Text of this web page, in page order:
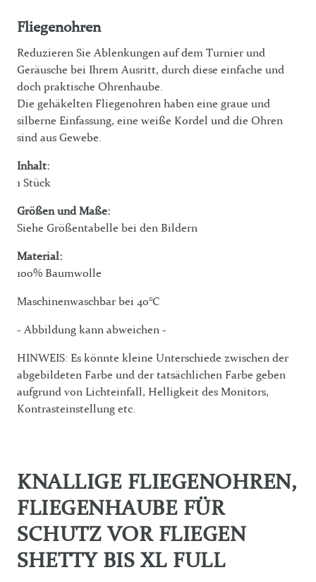
Fliegenohren
Reduzieren Sie Ablenkungen auf dem Turnier und
Geräusche bei Ihrem Ausritt, durch diese einfache und
doch praktische Ohrenhaube.
Die gehäkelten Fliegenohren haben eine graue und
silberne Einfassung, eine weiße Kordel und die Ohren
sind aus Gewebe.
Inhalt:
1 Stück
Größen und Maße:
Siehe Größentabelle bei den Bildern
Material:
100% Baumwolle
Maschinenwaschbar bei 40°C
- Abbildung kann abweichen -
HINWEIS: Es könnte kleine Unterschiede zwischen der
abgebildeten Farbe und der tatsächlichen Farbe geben
aufgrund von Lichteinfall, Helligkeit des Monitors,
Kontrasteinstellung etc.
KNALLIGE FLIEGENOHREN,
FLIEGENHAUBE FÜR
SCHUTZ VOR FLIEGEN
SHETTY BIS XL FULL